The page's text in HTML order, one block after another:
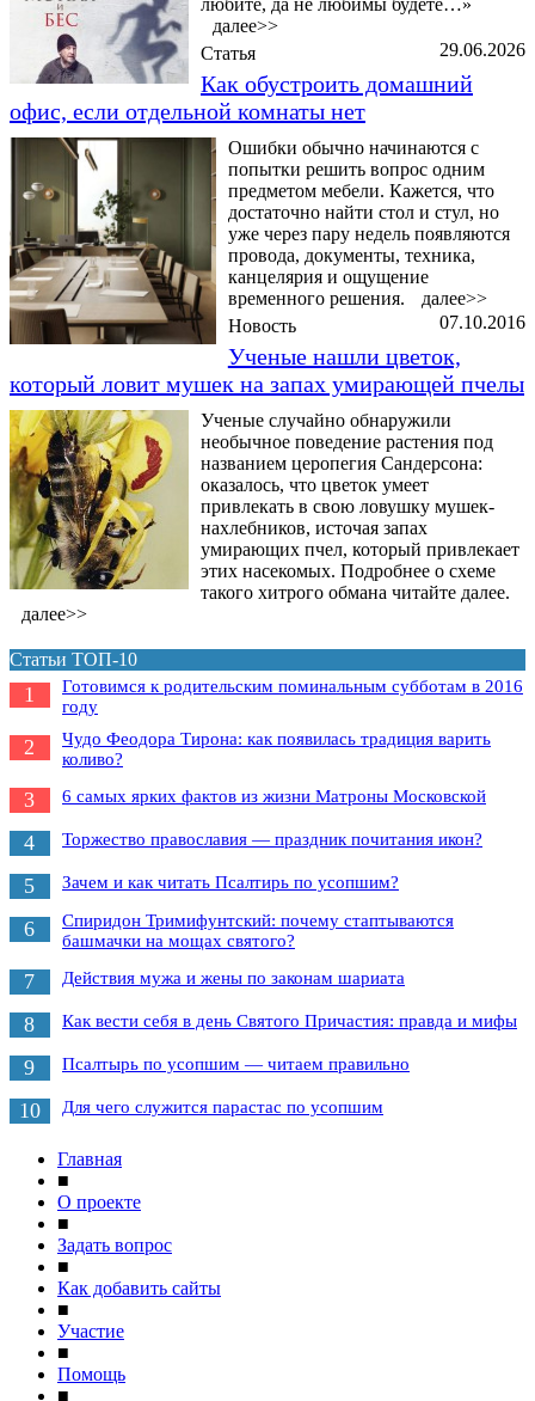
любите, да не любимы будете…»
далее>>
29.06.2026
Статья
Как обустроить домашний
офис, если отдельной комнаты нет
Ошибки обычно начинаются с
попытки решить вопрос одним
предметом мебели. Кажется, что
достаточно найти стол и стул, но
уже через пару недель появляются
провода, документы, техника,
канцелярия и ощущение
временного решения.
далее>>
07.10.2016
Новость
Ученые нашли цветок,
который ловит мушек на запах умирающей пчелы
Ученые случайно обнаружили
необычное поведение растения под
названием церопегия Сандерсона:
оказалось, что цветок умеет
привлекать в свою ловушку мушек-
нахлебников, источая запах
умирающих пчел, который привлекает
этих насекомых. Подробнее о схеме
такого хитрого обмана читайте далее.
далее>>
Статьи ТОП-10
1
Готовимся к родительским поминальным субботам в 2016
году
2
Чудо Феодора Тирона: как появилась традиция варить
коливо?
3 6 самых ярких фактов из жизни Матроны Московской
4 Торжество православия — праздник почитания икон?
5 Зачем и как читать Псалтирь по усопшим?
6
Спиридон Тримифунтский: почему стаптываются
башмачки на мощах святого?
7 Действия мужа и жены по законам шариата
8 Как вести себя в день Святого Причастия: правда и мифы
9 Псалтырь по усопшим — читаем правильно
10 Для чего служится парастас по усопшим
Главная
■
О проекте
■
Задать вопрос
■
Как добавить сайты
■
Участие
■
Помощь
■